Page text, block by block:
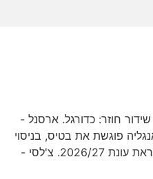
ארסנל - ר. בטיס 06:00 - 06:20 שידור חוזר: כדורגל. ארסנל -
פוגשת את בטיס, בניסוי
כלים ממחנה האימונים בספרד לקראת עונת 2026/27. צ'לסי -